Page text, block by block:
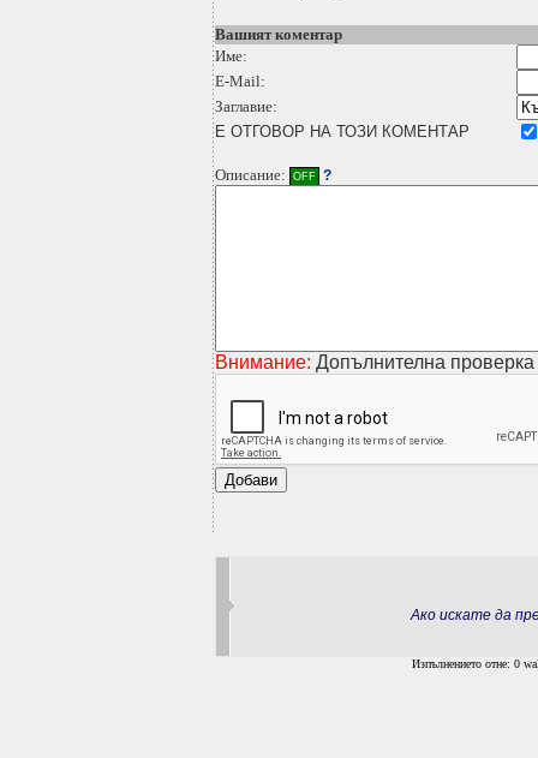
Вашият коментар
Име:
E-Mail:
Заглавие:
Е ОТГОВОР НА ТОЗИ КОМЕНТАР
Описание: OFF ?
Внимание: Допълнителна проверка
Ако искате да
Изпълнението отне: 0